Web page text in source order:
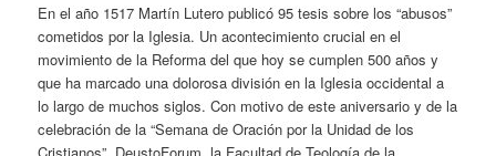
En el año 1517 Martín Lutero publicó 95 tesis sobre los “abusos”
cometidos por la Iglesia. Un acontecimiento crucial en el
movimiento de la Reforma del que hoy se cumplen 500 años y
que ha marcado una dolorosa división en la Iglesia occidental a
lo largo de muchos siglos. Con motivo de este aniversario y de la
celebración de la “Semana de Oración por la Unidad de los